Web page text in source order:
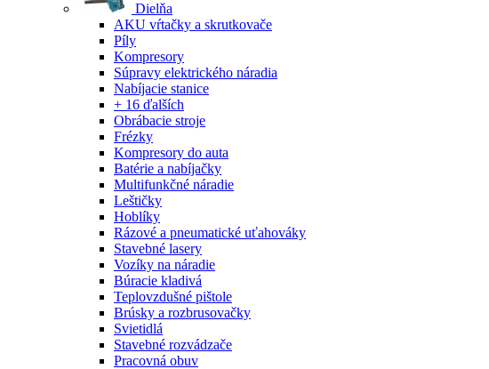
Dielňa
AKU vŕtačky a skrutkovače
Píly
Kompresory
Súpravy elektrického náradia
Nabíjacie stanice
+ 16 ďalších
Obrábacie stroje
Frézky
Kompresory do auta
Batérie a nabíjačky
Multifunkčné náradie
Leštičky
Hoblíky
Rázové a pneumatické uťahováky
Stavebné lasery
Vozíky na náradie
Búracie kladivá
Teplovzdušné pištole
Brúsky a rozbrusovačky
Svietidlá
Stavebné rozvádzače
Pracovná obuv